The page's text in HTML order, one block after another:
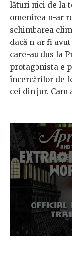
lături nici de la
omenirea n-ar
schimbarea
dacă n-ar fi
care-au dus la
protagonista e
încercărilor de
cei din jur. Cam